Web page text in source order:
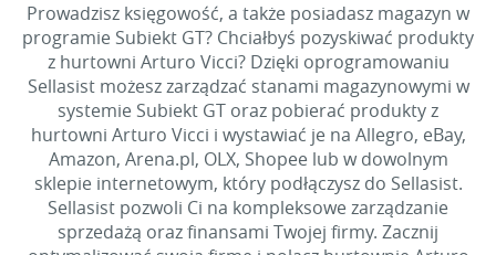
Prowadzisz księgowość, a także posiadasz magazyn w
programie Subiekt GT? Chciałbyś pozyskiwać produkty
z hurtowni Arturo Vicci? Dzięki oprogramowaniu
Sellasist możesz zarządzać stanami magazynowymi w
systemie Subiekt GT oraz pobierać produkty z
hurtowni Arturo Vicci i wystawiać je na Allegro, eBay,
Amazon, Arena.pl, OLX, Shopee lub w dowolnym
sklepie internetowym, który podłączysz do Sellasist.
Sellasist pozwoli Ci na kompleksowe zarządzanie
sprzedażą oraz finansami Twojej firmy. Zacznij